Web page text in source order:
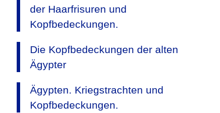
der Haarfrisuren und
Kopfbedeckungen.
Die Kopfbedeckungen der alten
Ägypter
Ägypten. Kriegstrachten und
Kopfbedeckungen.